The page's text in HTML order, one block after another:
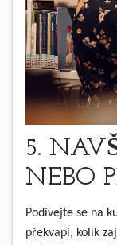
5.
NEBO
Podívejte se na
překvapí, kolik